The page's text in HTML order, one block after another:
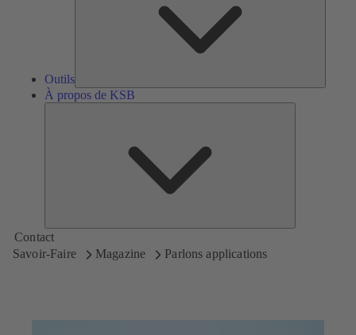
Outils
À propos de KSB
Contact
Savoir-Faire
Magazine Parlons applications